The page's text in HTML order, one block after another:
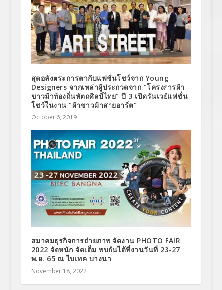
สุดอลังตระการตากับแฟชั่นโชว์จาก Young
Designers จากเหล่าผู้ประกวดจาก “โครงการผ้า
ขาวม้าท้องถิ่นหัตถศิลป์ไทย” ปี 3 เปิดรันเวย์แฟชั่น
โชว์ในงาน “ผ้าขาวม้าสายอาร์ต”
October 6, 2019
สมาคมธุรกิจการถ่ายภาพ จัดงาน PHOTO FAIR
2022 จัดหนัก จัดเต็ม พบกันได้ที่งานวันที่ 23-27
พ.ย. 65 ณ ไบเทค บางนา
November 18, 2022